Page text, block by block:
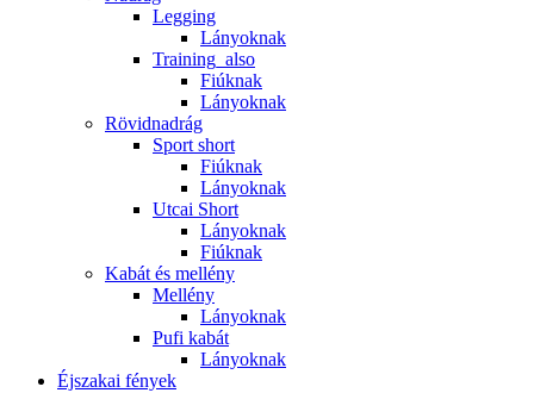
Legging
Lányoknak
Training_also
Fiúknak
Lányoknak
Rövidnadrág
Sport short
Fiúknak
Lányoknak
Utcai Short
Lányoknak
Fiúknak
Kabát és mellény
Mellény
Lányoknak
Pufi kabát
Lányoknak
Éjszakai fények